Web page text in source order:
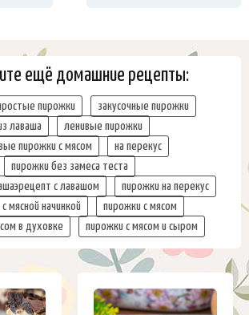
ещё домашние рецепты:
пирожки
закусочные пирожки
лаваша
ленивые пирожки
пирожки с мясом
на перекус
пирожки без замеса теста
с лавашом
пирожки на перекус
мясной начинкой
пирожки с мясом
в духовке
пирожки с мясом и сыром